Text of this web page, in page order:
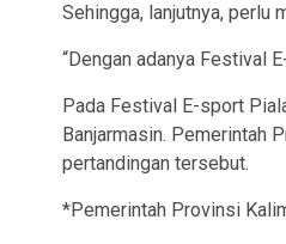
Sehingga, lanjutnya, perlu
“Dengan adanya Festival
Pada Festival E-sport
Banjarmasin. Pemerintah
pertandingan tersebut.
*Pemerintah Provinsi